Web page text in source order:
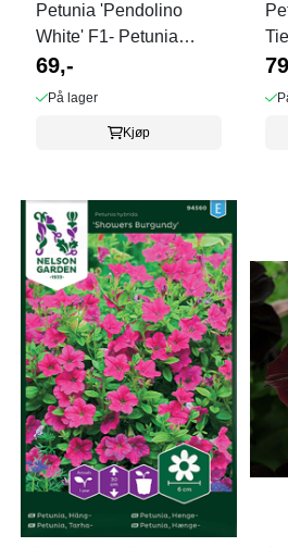
Petunia 'Pendolino
White' F1- Petunia
multiflora
69,-
På lager
Kjøp
Tie